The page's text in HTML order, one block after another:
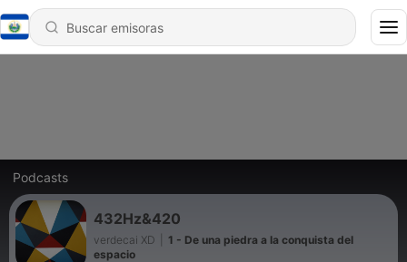
Podcasts
432Hz&420
verdecai XD
1 - De una piedra a la conquista del
espacio